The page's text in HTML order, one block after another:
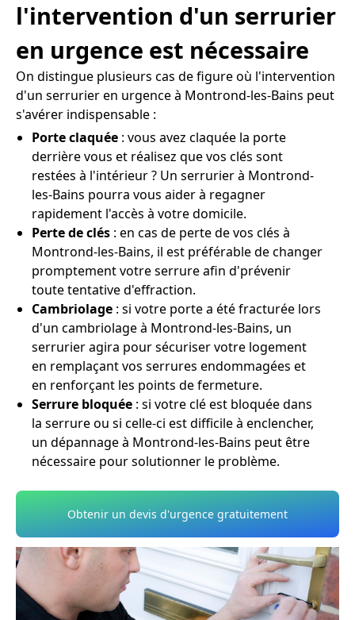
l'intervention d'un serrurier
en urgence est nécessaire
On distingue plusieurs cas de figure où l'intervention
d'un serrurier en urgence à Montrond-les-Bains peut
s'avérer indispensable :
Porte claquée : vous avez claquée la porte
derrière vous et réalisez que vos clés sont
restées à l'intérieur ? Un serrurier à Montrond-
les-Bains pourra vous aider à regagner
rapidement l'accès à votre domicile.
Perte de clés : en cas de perte de vos clés à
Montrond-les-Bains, il est préférable de changer
promptement votre serrure afin d'prévenir
toute tentative d'effraction.
Cambriolage : si votre porte a été fracturée lors
d'un cambriolage à Montrond-les-Bains, un
serrurier agira pour sécuriser votre logement
en remplaçant vos serrures endommagées et
en renforçant les points de fermeture.
Serrure bloquée : si votre clé est bloquée dans
la serrure ou si celle-ci est difficile à enclencher,
un dépannage à Montrond-les-Bains peut être
nécessaire pour solutionner le problème.
Obtenir un devis d'urgence gratuitement